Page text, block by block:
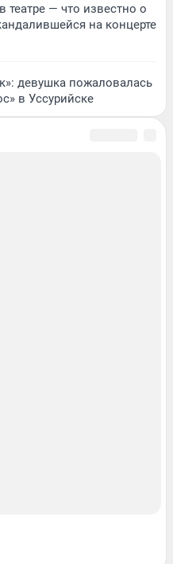
театре — что известно о
на концерте
девушка пожаловалась
в Уссурийске